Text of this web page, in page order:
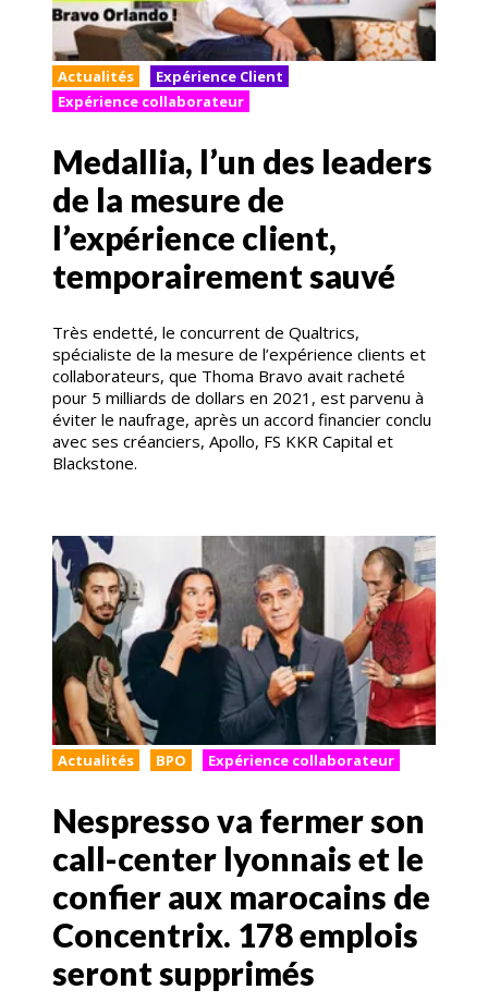
Actualités
Expérience Client
Expérience collaborateur
Medallia, l’un des leaders
de la mesure de
l’expérience client,
temporairement sauvé
Très endetté, le concurrent de Qualtrics,
spécialiste de la mesure de l’expérience clients et
collaborateurs, que Thoma Bravo avait racheté
pour 5 milliards de dollars en 2021, est parvenu à
éviter le naufrage, après un accord financier conclu
avec ses créanciers, Apollo, FS KKR Capital et
Blackstone.
Actualités BPO Expérience collaborateur
Nespresso va fermer son
call-center lyonnais et le
confier aux marocains de
Concentrix. 178 emplois
seront supprimés